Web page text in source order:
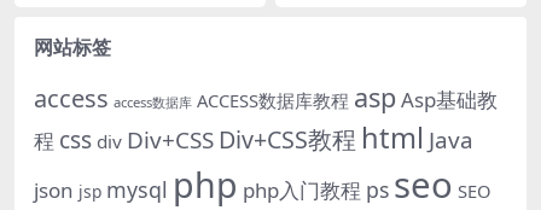
网站标签
access access数据库 ACCESS数据库教程 asp Asp基础教
程 css div Div+CSS Div+CSS教程 html Java
json jsp mysql php php入门教程 ps seo SEO